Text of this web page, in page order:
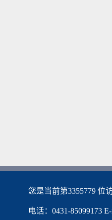
您是当前第3355779 位
电话：0431-85099173